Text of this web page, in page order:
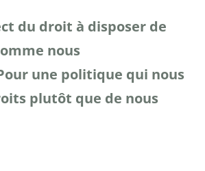
du droit à disposer de
nous
une politique qui nous
plutôt que de nous